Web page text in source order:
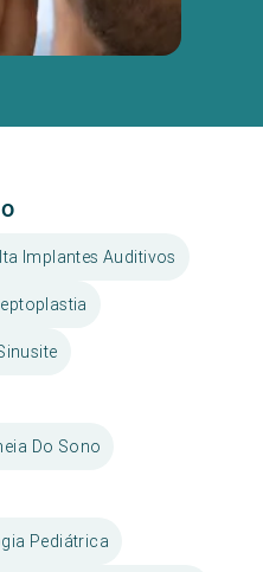
Implantes Auditivos
Do Sono
Pediátrica